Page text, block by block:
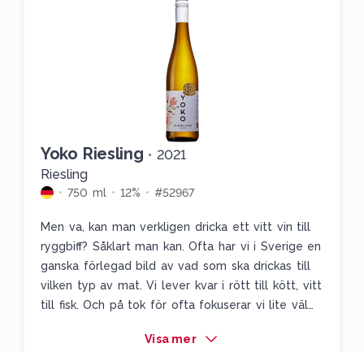
Yoko Riesling • 2021
Riesling
750 ml 12% #52967
Men va, kan man verkligen dricka ett vitt vin till
ryggbiff? Såklart man kan. Ofta har vi i Sverige en
ganska förlegad bild av vad som ska drickas till
vilken typ av mat. Vi lever kvar i rött till kött, vitt
till fisk. Och på tok för ofta fokuserar vi lite väl
istället för komponenterna och såserna. När det
Visa mer